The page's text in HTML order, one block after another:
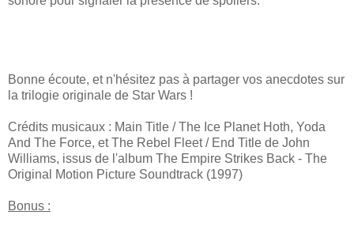
Bonne écoute, et n'hésitez pas à partager vos anecdotes sur
la trilogie originale de Star Wars !
Crédits musicaux : Main Title / The Ice Planet Hoth, Yoda
And The Force, et The Rebel Fleet / End Title de John
Williams, issus de l'album The Empire Strikes Back - The
Original Motion Picture Soundtrack (1997)
Bonus :